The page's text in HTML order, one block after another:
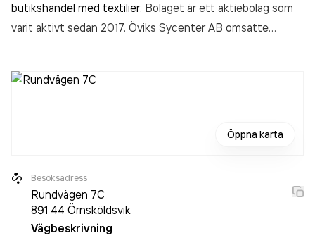
butikshandel med textilier. Bolaget är ett aktiebolag som
varit aktivt sedan 2017. Öviks Sycenter AB omsatte
Öppna karta
Besöksadress
Rundvägen 7C
891 44 Örnsköldsvik
Vägbeskrivning